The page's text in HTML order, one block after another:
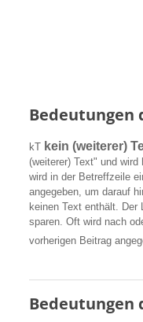
Bedeutungen
kT kein (weiterer)
(weiterer) Text" und
wird in der Betreffzeile
angegeben, um darauf
keinen Text enthält.
sparen. Oft wird nach
vorherigen Beitrag
Bedeutungen